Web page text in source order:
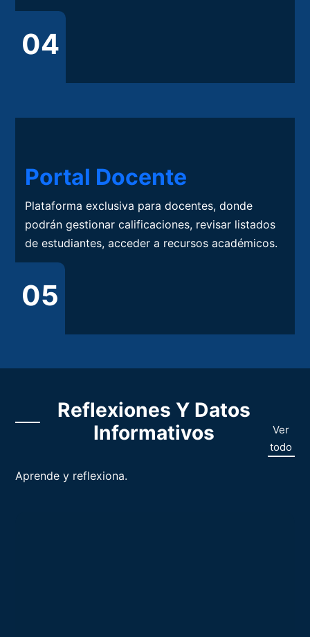
04
Portal Docente
Plataforma exclusiva para docentes, donde
podrán gestionar calificaciones, revisar listados
de estudiantes, acceder a recursos académicos.
05
Reflexiones Y Datos
Informativos
Aprende y reflexiona.
Ver
todo